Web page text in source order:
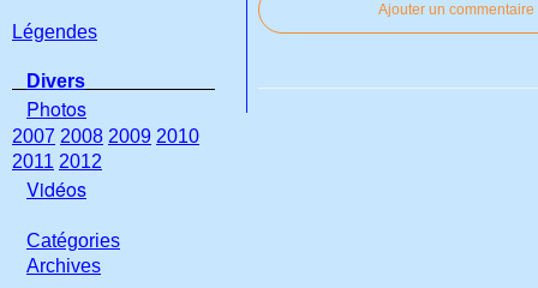
Ajouter un commentaire
Légendes
Divers
Photos
2007 2008 2009 2010
2011 2012
Vidéos
Catégories
Archives